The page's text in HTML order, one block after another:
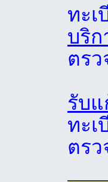
ทะเ
บริ
ตร
รับ
ทะ
ตรว